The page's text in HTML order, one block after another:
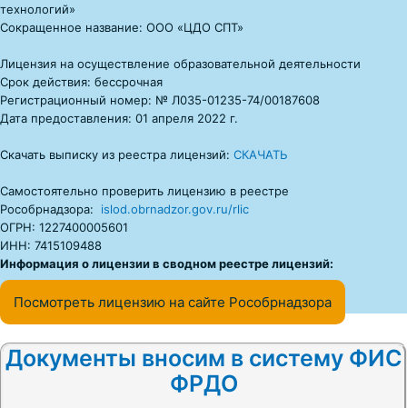
технологий»
Сокращенное название: ООО «ЦДО СПТ»
Лицензия на осуществление образовательной деятельности
Срок действия: бессрочная
Регистрационный номер: № Л035-01235-74/00187608
Дата предоставления: 01 апреля 2022 г.
Скачать выписку из реестра лицензий: СКАЧАТЬ
Самостоятельно проверить лицензию в реестре
Рособрнадзора: islod.obrnadzor.gov.ru/rlic
ОГРН: 1227400005601
ИНН: 7415109488
Информация о лицензии в сводном реестре лицензий:
Посмотреть лицензию на сайте Рособрнадзора
Документы вносим в систему ФИС
ФРДО